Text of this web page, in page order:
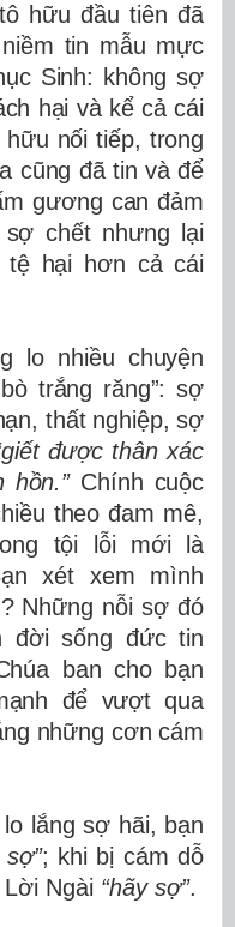
hữu đầu tiên đã
tin mẫu mực
Sinh: không sợ
hại và kể cả cái
nối tiếp, trong
cũng đã tin và để
gương can đảm
chết nhưng lại
hại hơn cả cái
lo nhiều chuyện
trắng răng”: sợ
thất nghiệp, sợ
được thân xác
hồn.”Chính cuộc
theo đam mê,
tội lỗi mới là
xét xem mình
Những nỗi sợ đó
đời sống đức tin
ban cho bạn
để vượt qua
những cơn cám
lắng sợ hãi, bạn
; khi bị cám dỗ
Ngài “hãy sợ”.